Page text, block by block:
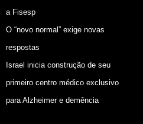
a Fisesp
O “novo normal” exige novas
respostas
Israel inicia construção de seu
primeiro centro médico exclusivo
para Alzheimer e demência